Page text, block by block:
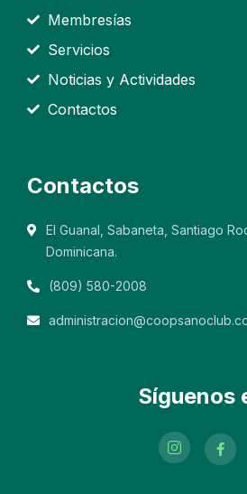
Membresías
Servicios
Noticias y Actividades
Contactos
Contactos
El Guanal, Sabaneta, Santiago
Dominicana.
(809) 580-2008
Síguenos